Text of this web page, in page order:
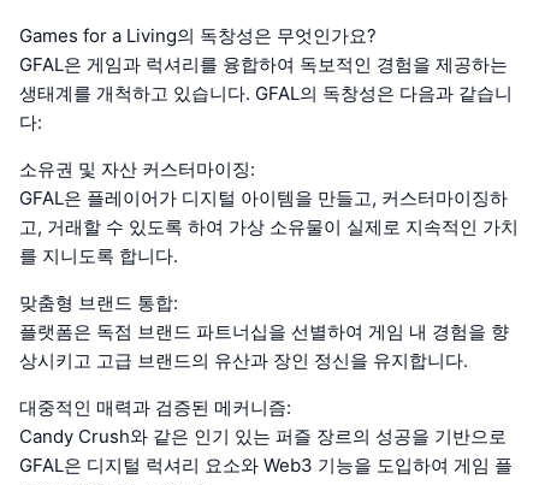
Games for a Living의 독창성은 무엇인가요?
GFAL은 게임과 럭셔리를 융합하여 독보적인 경험을 제공하는
생태계를 개척하고 있습니다. GFAL의 독창성은 다음과 같습니
다:
소유권 및 자산 커스터마이징:
GFAL은 플레이어가 디지털 아이템을 만들고, 커스터마이징하
고, 거래할 수 있도록 하여 가상 소유물이 실제로 지속적인 가치
를 지니도록 합니다.
맞춤형 브랜드 통합:
플랫폼은 독점 브랜드 파트너십을 선별하여 게임 내 경험을 향
상시키고 고급 브랜드의 유산과 장인 정신을 유지합니다.
대중적인 매력과 검증된 메커니즘:
Candy Crush와 같은 인기 있는 퍼즐 장르의 성공을 기반으로
GFAL은 디지털 럭셔리 요소와 Web3 기능을 도입하여 게임 플